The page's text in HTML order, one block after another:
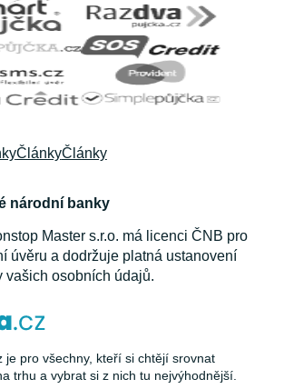
ČlánkyČlánky
národní banky
Master s.r.o. má licenci ČNB pro
úvěru a dodržuje platná ustanovení
vašich osobních údajů.
je pro všechny, kteří si chtějí srovnat
trhu a vybrat si z nich tu nejvýhodnější.